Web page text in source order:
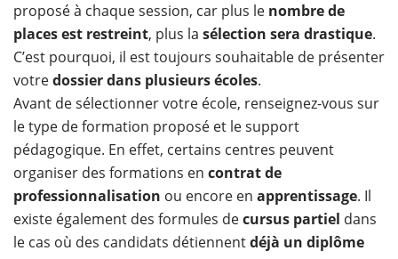
proposé à chaque session, car plus le nombre de
places est restreint, plus la sélection sera drastique.
C’est pourquoi, il est toujours souhaitable de présenter
votredossier dans plusieurs écoles.
Avant de sélectionner votre école, renseignez-vous sur
le type de formation proposé et le support
pédagogique. En effet, certains centres peuvent
organiser des formations en contrat de
professionnalisation ou encore en apprentissage. Il
existe également des formules decursus partiel dans
le cas où des candidats détiennentdéjà un diplôme